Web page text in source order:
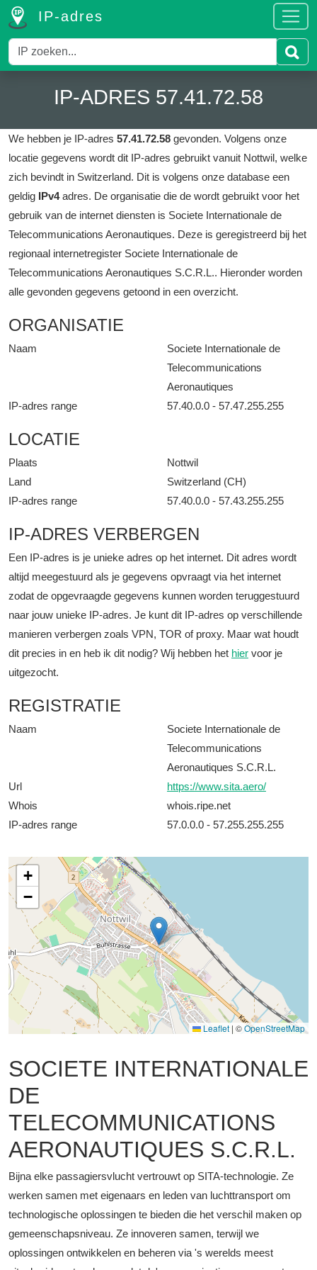
IP-adres
IP-ADRES 57.41.72.58
We hebben je IP-adres 57.41.72.58 gevonden. Volgens onze
locatie gegevens wordt dit IP-adres gebruikt vanuit Nottwil, welke
zich bevindt in Switzerland. Dit is volgens onze database een
geldig IPv4adres. De organisatie die de wordt gebruikt voor het
gebruik van de internet diensten is Societe Internationale de
Telecommunications Aeronautiques. Deze is geregistreerd bij het
regionaal internetregister Societe Internationale de
Telecommunications Aeronautiques S.C.R.L.. Hieronder worden
alle gevonden gegevens getoond in een overzicht.
ORGANISATIE
Naam
Societe Internationale de
Telecommunications
Aeronautiques
IP-adres range
57.40.0.0 - 57.47.255.255
LOCATIE
Plaats
Nottwil
Land
Switzerland (CH)
IP-adres range
57.40.0.0 - 57.43.255.255
IP-ADRES VERBERGEN
Een IP-adres is je unieke adres op het internet. Dit adres wordt
altijd meegestuurd als je gegevens opvraagt via het internet
zodat de opgevraagde gegevens kunnen worden teruggestuurd
naar jouw unieke IP-adres. Je kunt dit IP-adres op verschillende
manieren verbergen zoals VPN, TOR of proxy. Maar wat houdt
dit precies in en heb ik dit nodig? Wij hebben het hier voor je
uitgezocht.
REGISTRATIE
Naam
Societe Internationale de
Telecommunications
Aeronautiques S.C.R.L.
Url
https://www.sita.aero/
Whois
whois.ripe.net
IP-adres range
57.0.0.0 - 57.255.255.255
+
−
Leaflet | ©OpenStreetMap
SOCIETE INTERNATIONALE
DE
TELECOMMUNICATIONS
AERONAUTIQUES S.C.R.L.
Bijna elke passagiersvlucht vertrouwt op SITA-technologie. Ze
werken samen met eigenaars en leden van luchttransport om
technologische oplossingen te bieden die het verschil maken op
gemeenschapsniveau. Ze innoveren samen, terwijl we
oplossingen ontwikkelen en beheren via 's werelds meest